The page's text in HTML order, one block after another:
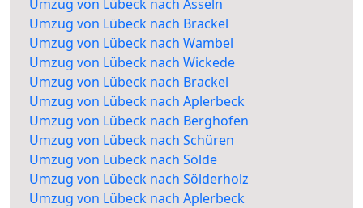
Umzug von Lübeck nach Asseln
Umzug von Lübeck nach Brackel
Umzug von Lübeck nach Wambel
Umzug von Lübeck nach Wickede
Umzug von Lübeck nach Brackel
Umzug von Lübeck nach Aplerbeck
Umzug von Lübeck nach Berghofen
Umzug von Lübeck nach Schüren
Umzug von Lübeck nach Sölde
Umzug von Lübeck nach Sölderholz
Umzug von Lübeck nach Aplerbeck